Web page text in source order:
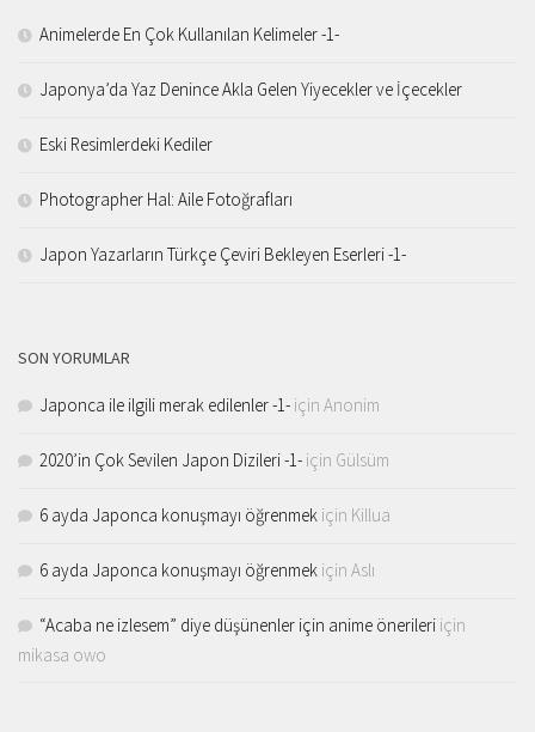
Animelerde En Çok Kullanılan Kelimeler -1-
Japonya’da Yaz Denince Akla Gelen Yiyecekler ve İçecekler
Eski Resimlerdeki Kediler
Photographer Hal: Aile Fotoğrafları
Japon Yazarların Türkçe Çeviri Bekleyen Eserleri -1-
SON YORUMLAR
Japonca ile ilgili merak edilenler -1- için Anonim
2020’in Çok Sevilen Japon Dizileri -1- için Gülsüm
6 ayda Japonca konuşmayı öğrenmek için Killua
6 ayda Japonca konuşmayı öğrenmek için Aslı
“Acaba ne izlesem” diye düşünenler için anime önerileri için
mikasa owo